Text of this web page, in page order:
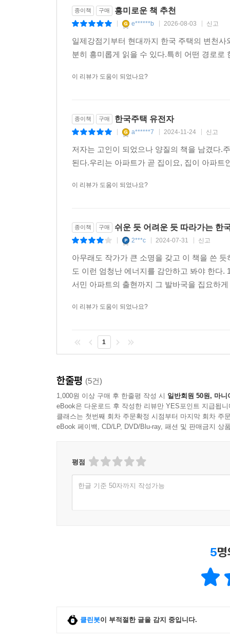
이 책은 처음 발굴해 공개한 자료로 기존 이해의
─ 한국인 최초의 현대 건축가 박길룡의 나진부영
‘공동장옥’이라는 명칭을 부여했다는 점을 실증적
─ ‘양옥’과 ‘아파트’의 원형이라 할 수 있는
신당동 ‘앵구문화주택지’ 사진을 최초로 공개.
─ 채운장아파트와 회현동의 욱(旭)아파트, 해방
─ 중일전쟁 이후 주택난을 해소하기 위해 조선총
─ 재건주택, 희망주택 등 한국전쟁 이후 원조자
주택의 도면 원본을 발굴. ‘9평의 꿈’이 태동하게
─ 서울과 부산의 외인주택 조성 당시 (한국 정
마포아파트를 통해 어떻게 불거졌는지 추적. 이
─ 1962년 12월 1일 마포아파트 1차 준공식에
초대했으나 실무자가 나서 이에 응하지 말 것
한미관계를 드러내는 사건.
─ 10층으로 설계된 마포아파트 전체 설계도면
새로운 연구와 창작을 기다리며
저자는 『한국주택 유전자』에서 무언가를 단정
연구를 기대한다고 말한다. 25개 장 각각이 별도
시절의 아파트를 더 깊게 살핀 『경성의 아파트
문화를 살피는 이 책은 각종 창작물의 배경 설정
종이책 구매 흥미로운 책 추천
e******b 2026-08-03 신고
일제강점기부터 현대까지 한국 주택의 변천
분히 흥미롭게 읽을 수 있다.특히 어떤 경로
이 리뷰가 도움이 되었나요?
종이책 구매 한국주택 유전자
a******7 2024-11-24 신고
저자는 고인이 되었으나 양질의 책을 남겼다.
된다.우리는 아파트가 곧 집이요, 집이 아파
이 리뷰가 도움이 되었나요?
종이책 구매 쉬운 듯 어려운 듯 따라가는 한
2***c 2024-07-31 신고
아무래도 작가가 큰 소명을 갖고 이 책을 쓴
도 이런 엄청난 에너지를 감안하고 봐야 한다
서민 아파트의 출현까지 그 발바국을 집요하
이 리뷰가 도움이 되었나요?
1
한줄평 (5건)
1,000원 이상 구매 후 한줄평 작성 시 일반회원 50원, 마니
eBook은 다운로드 후 작성한 리뷰만 YES포인트 지급됩니
클래스는 첫번째 회차 주문확정 시점부터 마지막 회차 주
eBook 페이백, CD/LP, DVD/Blu-ray, 패션 및 판매금지 상
평점
한글 기준 50자까지 작성가능
5
클린봇이 부적절한 글을 감지 중입니다.